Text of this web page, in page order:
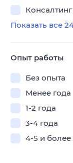
Показать все
Опыт работы
Без опыта
Менее года
1-2 года
3-4 года
4-5 и более